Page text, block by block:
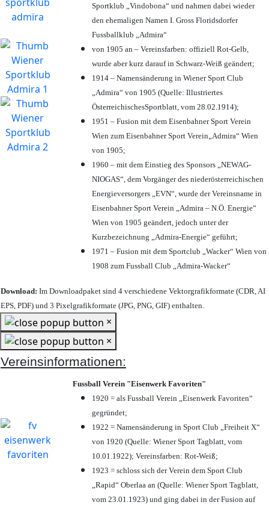
Sportklub „Vindobona“ und nahmen dabei wieder
den ehemaligen Namen I. Gross Floridsdorfer
Fussballklub „Admira“
von 1905 an – Vereinsfarben: offiziell Rot-Gelb,
wurde aber kurz darauf in Schwarz-Weiß geändert;
1914 – Namensänderung in Wiener Sport Club
„Admira“ von 1905 (Quelle: Illustriertes
ÖsterreichischesSportblatt, vom 28.02.1914);
1951 – Fusion mit dem Eisenbahner Sport Verein
Wien zum Eisenbahner Sport Verein„Admira“ Wien
von 1905;
1960 – mit dem Einstieg des Sponsors „NEWAG-
NIOGAS“, dem Vorgänger des niederösterreichischen
Energieversorgers „EVN“, wurde der Vereinsname in
Eisenbahner Sport Verein „Admira – N.Ö. Energie“
Wien von 1905 geändert, jedoch unter der
Kurzbezeichnung „Admira-Energie“ geführt;
1971 – Fusion mit dem Sportclub „Wacker“ Wien von
1908 zum Fussball Club „Admira-Wacker“
Download: Im Downloadpaket sind 4 verschiedene Vektorgrafikformate (CDR, AI
EPS, PDF) und 3 Pixelgrafikformate (JPG, PNG, GIF) enthalten.
×
×
Vereinsinformationen:
Fussball Verein "Eisenwerk Favoriten"
1920 = als Fussball Verein „Eisenwerk Favoriten“
gegründet;
1922 = Namensänderung in Sport Club „Freiheit X“
von 1920 (Quelle: Wiener Sport Tagblatt, vom
10.01.1922); Vereinsfarben: Rot-Weiß;
1923 = schloss sich der Verein dem Sport Club
„Rapid“ Oberlaa an (Quelle: Wiener Sport Tagblatt,
vom 23.01.1923) und ging dabei in der Fusion auf